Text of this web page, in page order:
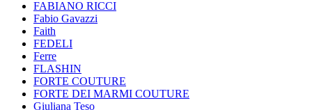
FABIANO RICCI
Fabio Gavazzi
Faith
FEDELI
Ferre
FLASHIN
FORTE COUTURE
FORTE DEI MARMI COUTURE
Giuliana Teso